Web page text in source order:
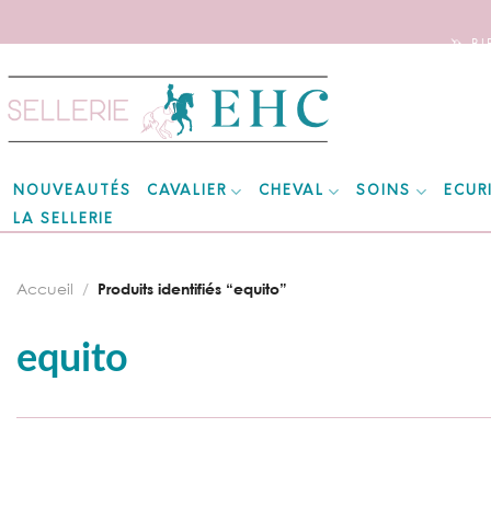
🦄
to
content
NOUVEAUTÉS CAVALIER CHEVAL SOINS
LA SELLERIE
equito
Accueil / Produits identifiés “equito”